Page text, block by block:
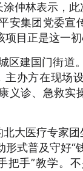
仲林表示，
安集团党委
目正是这一初
区建国门街道
办方在现场
义诊、急救
大医疗专家
式普及守好
把手”教学。